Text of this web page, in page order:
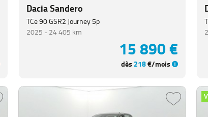
Dacia Sandero
TCe 90 GSR2 Journey 5p
2025 -24 405 km
15 890 €
dès 218€/mois